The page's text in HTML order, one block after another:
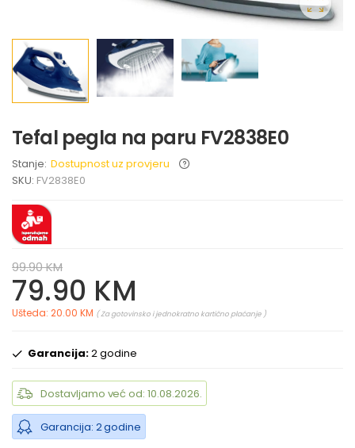
Tefal pegla na paru FV2838E0
Stanje: Dostupnost uz provjeru
SKU: FV2838E0
99.90 KM
79.90 KM
Ušteda: 20.00 KM ( Za gotovinsko i jednokratno kartično plaćanje )
Garancija:2 godine
Dostavljamo već od: 10.08.2026.
Garancija: 2 godine